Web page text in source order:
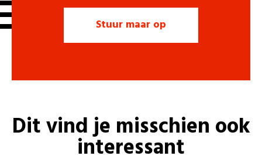
Dit vind je misschien ook
interessant